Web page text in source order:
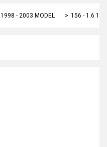
1998 - 2003 MODEL 156 - 1.6